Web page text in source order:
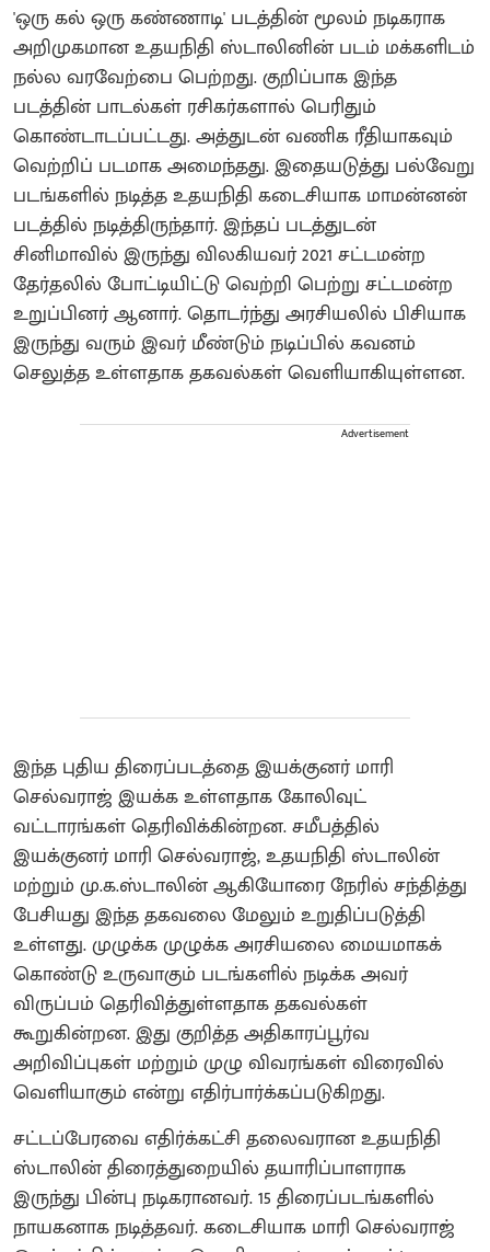
'ஒரு கல் ஒரு கண்ணாடி' படத்தின் மூலம் நடிகராக
அறிமுகமான உதயநிதி ஸ்டாலினின் படம் மக்களிடம்
நல்ல வரவேற்பை பெற்றது. குறிப்பாக இந்த
படத்தின் பாடல்கள் ரசிகர்களால் பெரிதும்
கொண்டாடப்பட்டது‌. அத்துடன் வணிக ரீதியாகவும்
வெற்றிப் படமாக அமைந்தது. இதையடுத்து பல்வேறு
படங்களில் நடித்த உதயநிதி கடைசியாக மாமன்னன்
படத்தில் நடித்திருந்தார். இந்தப் படத்துடன்
சினிமாவில் இருந்து விலகியவர் 2021 சட்டமன்ற
தேர்தலில் போட்டியிட்டு வெற்றி பெற்று சட்டமன்ற
உறுப்பினர் ஆனார். தொடர்ந்து அரசியலில் பிசியாக
இருந்து வரும் இவர் மீண்டும் நடிப்பில் கவனம்
செலுத்த உள்ளதாக தகவல்கள் வெளியாகியுள்ளன.
Advertisement
இந்த புதிய திரைப்படத்தை இயக்குனர் மாரி
செல்வராஜ் இயக்க உள்ளதாக கோலிவுட்
வட்டாரங்கள் தெரிவிக்கின்றன. சமீபத்தில்
இயக்குனர் மாரி செல்வராஜ், உதயநிதி ஸ்டாலின்
மற்றும் மு.க.ஸ்டாலின் ஆகியோரை நேரில் சந்தித்து
பேசியது இந்த தகவலை மேலும் உறுதிப்படுத்தி
உள்ளது. முழுக்க முழுக்க அரசியலை மையமாகக்
கொண்டு உருவாகும் படங்களில் நடிக்க அவர்
விருப்பம் தெரிவித்துள்ளதாக தகவல்கள்
கூறுகின்றன. இது குறித்த அதிகாரப்பூர்வ
அறிவிப்புகள் மற்றும் முழு விவரங்கள் விரைவில்
வெளியாகும் என்று எதிர்பார்க்கப்படுகிறது.
சட்டப்பேரவை எதிர்க்கட்சி தலைவரான உதயநிதி
ஸ்டாலின் திரைத்துறையில் தயாரிப்பாளராக
இருந்து பின்பு நடிகரானவர். 15 திரைப்படங்களில்
நாயகனாக நடித்தவர். கடைசியாக மாரி செல்வராஜ்